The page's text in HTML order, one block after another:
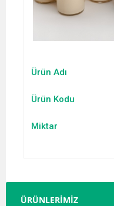
Ürün Adı
Ürün Kodu
Miktar
ÜRÜNLERİMİZ